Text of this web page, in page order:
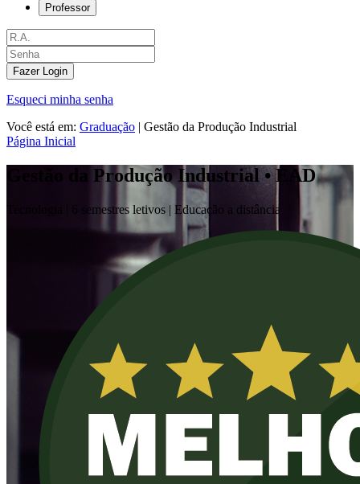
Professor
Fazer Login
Esqueci minha senha
Você está em: Graduação | Gestão da Produção Industrial
Página Inicial
Gestão da Produção Industrial • EAD
6 semestres letivos | Educação a distância